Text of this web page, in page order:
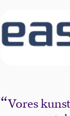
Vores